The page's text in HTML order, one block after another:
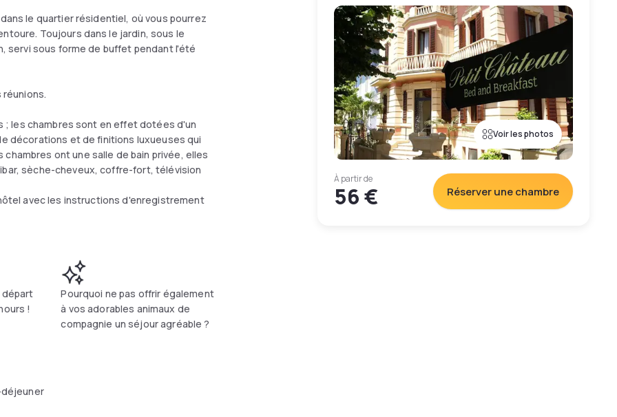
le quartier résidentiel, où vous pourrez
Toujours dans le jardin, sous le
servi sous forme de buffet pendant l'été
; les chambres sont en effet dotées d'un
décorations et de finitions luxueuses qui
ont une salle de bain privée, elles
sèche-cheveux, coffre-fort, télévision
avec les instructions d'enregistrement
départ
!
Pourquoi ne pas offrir également
à vos adorables animaux de
compagnie un séjour agréable ?
Voir les photos
À partir de
56 € Réserver une chambre